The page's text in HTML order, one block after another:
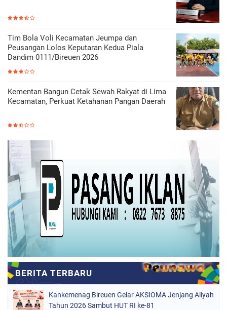
Tim Bola Voli Kecamatan Jeumpa dan
Peusangan Lolos Keputaran Kedua Piala
Dandim 0111/Bireuen 2026
Kementan Bangun Cetak Sewah Rakyat di Lima
Kecamatan, Perkuat Ketahanan Pangan Daerah
Kankemenag Bireuen Gelar AKSIOMA Jenjang Aliyah
Tahun 2026 Sambut HUT RI ke-81